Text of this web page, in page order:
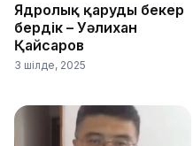
Ядролық қаруды бекер
бердік – Уәлихан
Қайсаров
3 шілде, 2025